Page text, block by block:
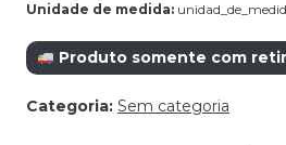
Unidade de medida:
Produto somente com
Categoria: Sem categoria